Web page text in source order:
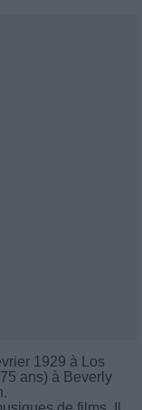
1929 à Los
ans) à Beverly